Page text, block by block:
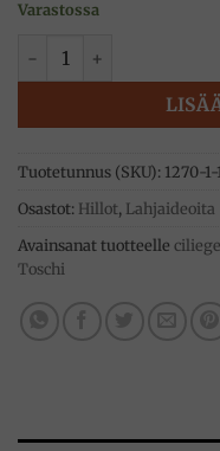
Varastossa
Maraschino-kirsikat
Tuotetunnus (SKU): 1270-1-1
Osastot: Hillot, Lahjaideoita
Avainsanat tuotteelle ciliege
Toschi